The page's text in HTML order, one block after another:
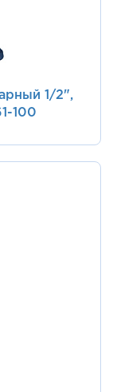
1/2",
100